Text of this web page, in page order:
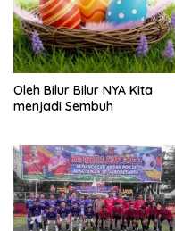
Oleh Bilur Bilur NYA Kita
menjadi Sembuh